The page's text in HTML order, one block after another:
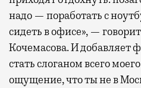
надо — поработать с
сидеть в офисе», —
Кочемасова. И добавляет
стать слоганом всего
ощущение, что ты не в